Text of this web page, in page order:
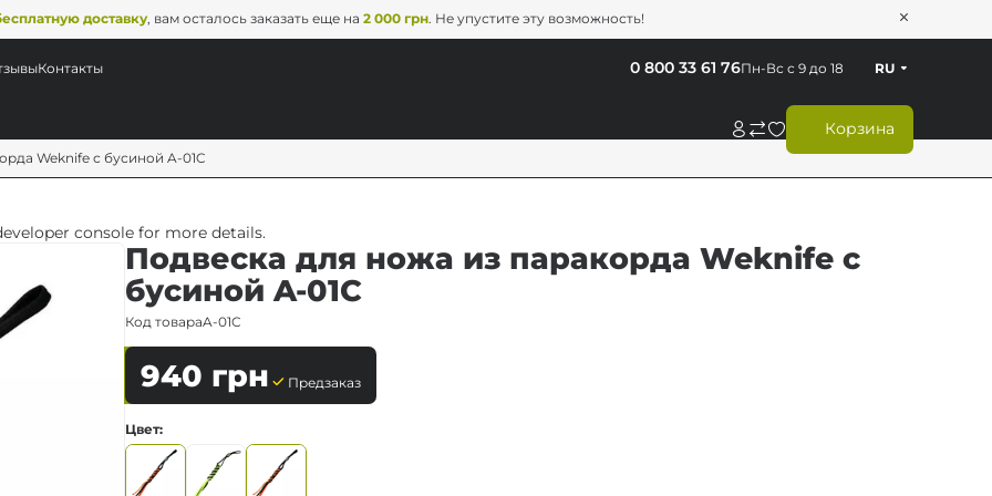
доставку, вам осталось заказать еще на 2 000 грн. Не упустите эту возможность!
Корзина
Пн-Вс с 9 до 18
0 800 33 61 76 RU
Контакты
Weknife с бусиной A-01C
console for more details.
Подвеска для ножа из паракорда Weknife с
бусиной A-01C
Код товараA-01C
940 грн Предзаказ
Цвет